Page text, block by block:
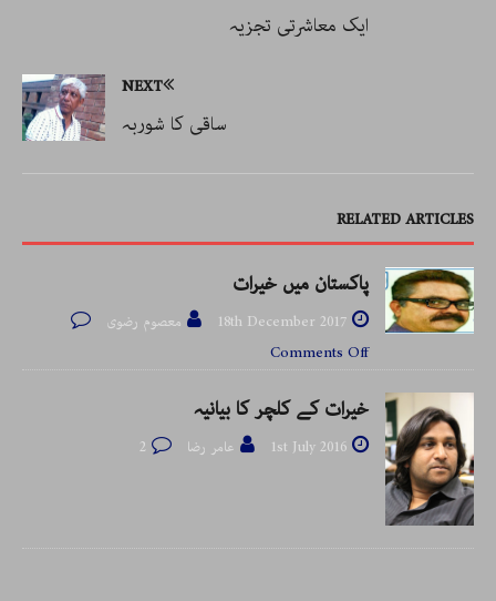
ایک معاشرتی تجزیہ
NEXT
ساقی کا شوربہ
RELATED ARTICLES
پاکستان میں خیرات
18th December 2017
معصوم رضوی
Comments Off
خیرات کے کلچر کا بیانیہ
1st July 2016 عامر رضا 2